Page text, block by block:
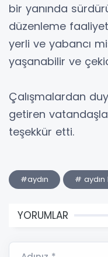
bir yanında
düzenleme
yerli ve yabancı
yaşanabilir ve
Çalışmalardan
getiren
teşekkür etti.
#aydın # aydın
YORUMLAR